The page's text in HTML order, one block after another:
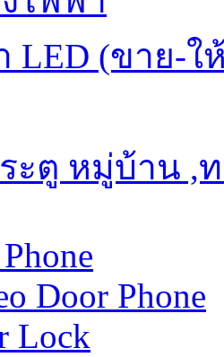
(ขาย-ใ
ตู หมู่บ้าน ,ท
Door Phone
Lock